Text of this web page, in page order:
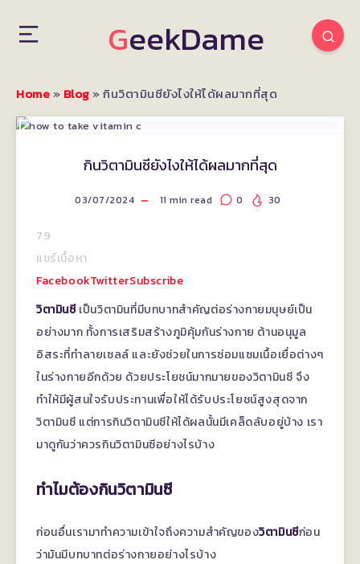
GeekDame
Home» Blog»กินวิตามินซียังไงให้ได้ผลมากที่สุด
กินวิตามินซียังไงให้ได้ผลมากที่สุด
03/07/2024 11 min read 0 30
79
แชร์เนื้อหา
FacebookTwitterSubscribe
วิตามินซี เป็นวิตามินที่มีบทบาทสำคัญต่อร่างกายมนุษย์เป็น
อย่างมาก ทั้งการเสริมสร้างภูมิคุ้มกันร่างกาย ต้านอนุมูล
อิสระที่ทำลายเซลล์ และยังช่วยในการซ่อมแซมเนื้อเยื่อต่างๆ
ในร่างกายอีกด้วย ด้วยประโยชน์มากมายของวิตามินซี จึง
ทำให้มีผู้สนใจรับประทานเพื่อให้ได้รับประโยชน์สูงสุดจาก
วิตามินซี แต่การกินวิตามินซีให้ได้ผลนั้นมีเคล็ดลับอยู่บ้าง เรา
มาดูกันว่าควรกินวิตามินซีอย่างไรบ้าง
ทำไมต้องกินวิตามินซี
ก่อนอื่นเรามาทำความเข้าใจถึงความสำคัญของวิตามินซีก่อน
ว่ามันมีบทบาทต่อร่างกายอย่างไรบ้าง